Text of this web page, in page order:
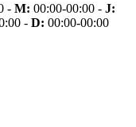
- M: 00:00-00:00 - J:
- D: 00:00-00:00